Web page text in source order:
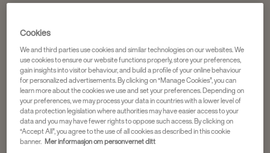
Cafitesse-kaffe
FRIELE GOLDEN ROAST
Artikkelnr4059428
Delikat, smakfull og fruktig
Mellombrent
Friele Cafitesse – vår mest hygieniske løsning
Cookies
We and third parties use cookies and similar technologies on our websites. We
use cookies to ensure our website functions properly, store your preferences,
gain insights into visitor behaviour, and build a profile of your online behaviour
for personalized advertisements. By clicking on “Manage Cookies”, you can
learn more about the cookies we use and set your preferences. Depending on
your preferences, we may process your data in countries with a lower level of
data protection legislation where authorities may have easier access to your
data and you may have fewer rights to oppose such access. By clicking on
“Accept All”, you agree to the use of all cookies as described in this cookie
banner. Mer informasjon om personvernet ditt